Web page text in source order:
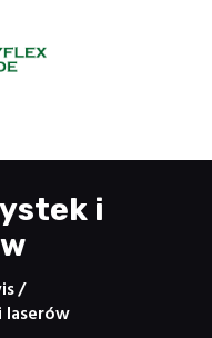
i
laserów